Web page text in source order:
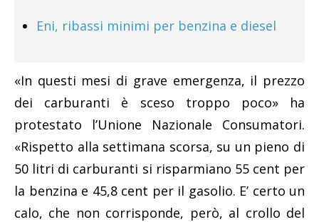
Eni, ribassi minimi per benzina e diesel
«In questi mesi di grave emergenza, il prezzo
dei carburanti è sceso troppo poco» ha
protestato l’Unione Nazionale Consumatori.
«Rispetto alla settimana scorsa, su un pieno di
50 litri di carburanti si risparmiano 55 cent per
la benzina e 45,8 cent per il gasolio. E’ certo un
calo, che non corrisponde, però, al crollo del